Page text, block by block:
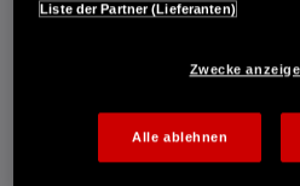
Liste der Partner (Lieferanten)
Zwecke
Alle ablehnen